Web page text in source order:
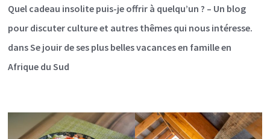
Quel cadeau insolite puis-je offrir à quelqu’un ? – Un blog
pour discuter culture et autres thêmes qui nous intéresse.
dansSe jouir de ses plus belles vacances en famille en
Afrique du Sud